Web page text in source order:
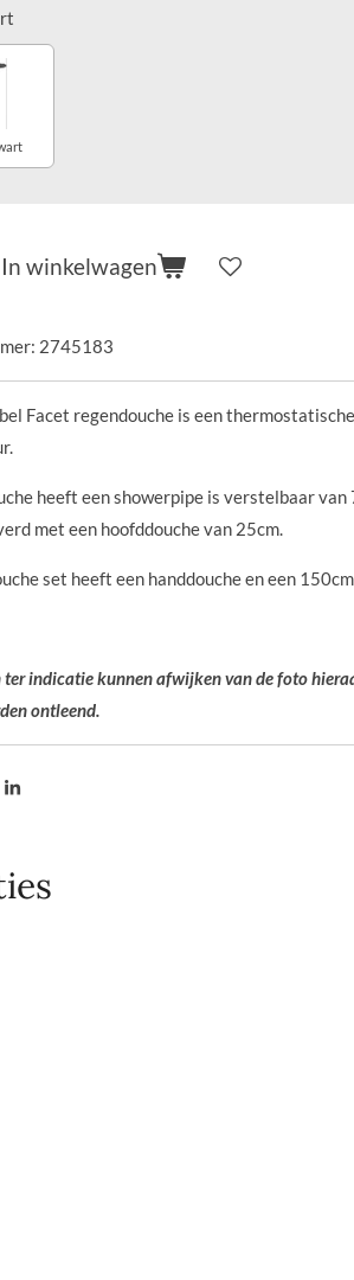
In winkelwagen
2745183
Facet regendouche is een
heeft een showerpipe is verstelbaar
met een hoofddouche van 25cm.
set heeft een handdouche en een
indicatie kunnen afwijken van de foto
ontleend.
S